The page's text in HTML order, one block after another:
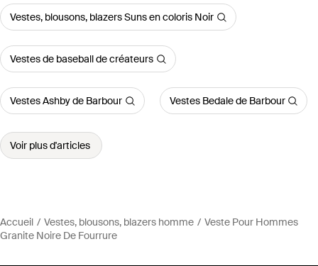
Vestes, blousons, blazers Suns en coloris Noir
Vestes de baseball de créateurs
Vestes Ashby de Barbour Vestes Bedale de Barbour
Voir plus d'articles
Accueil Vestes, blousons, blazers homme
Veste Pour Hommes
Granite Noire De Fourrure